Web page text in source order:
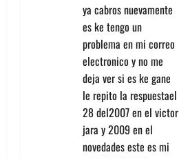
ya cabros nuevamente
es ke tengo un
problema en mi correo
electronico y no me
deja ver si es ke gane
le repito la respuestael
28 del2007 en el victor
jara y 2009 en el
novedades este es mi